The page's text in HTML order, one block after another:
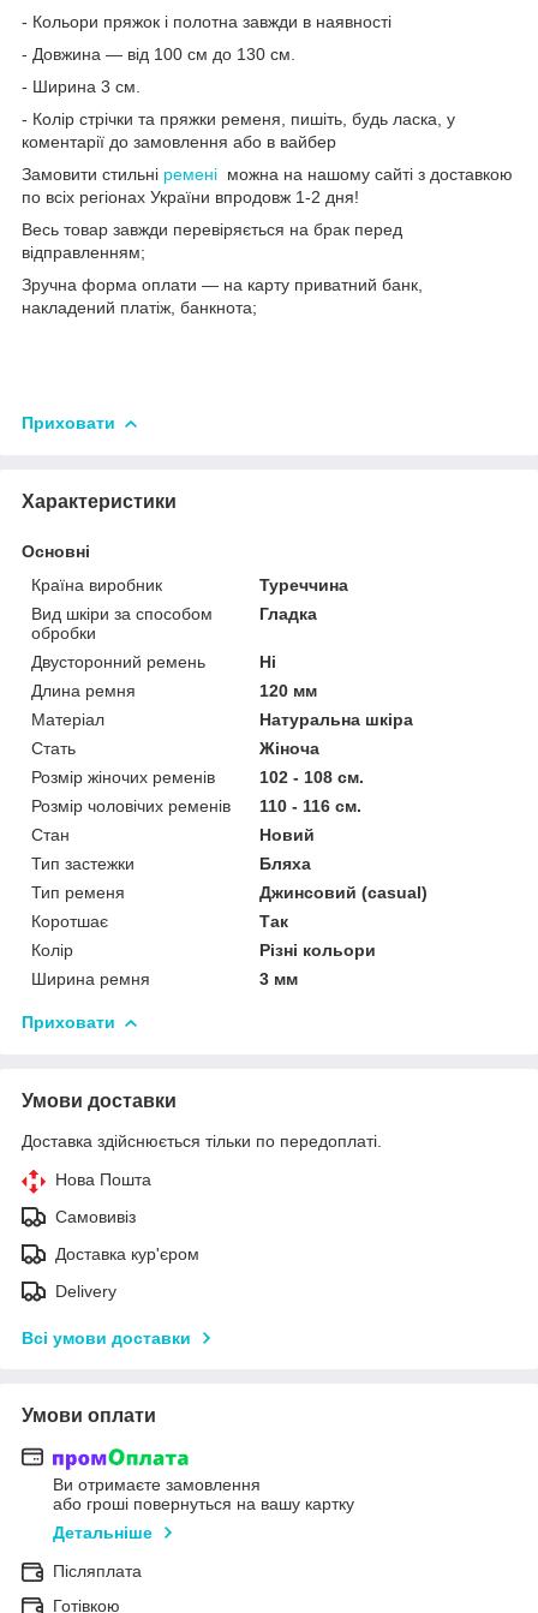
- Кольори пряжок і полотна завжди в наявності
- Довжина — від 100 см до 130 см.
- Ширина 3 см.
- Колір стрічки та пряжки ременя, пишіть, будь ласка, у
коментарії до замовлення або в вайбер
Замовити стильні ремені можна на нашому сайті з доставкою
по всіх регіонах України впродовж 1-2 дня!
Весь товар завжди перевіряється на брак перед
відправленням;
Зручна форма оплати — на карту приватний банк,
накладений платіж, банкнота;
Приховати
Характеристики
Основні
Країна виробник
Туреччина
Вид шкіри за способом
обробки
Гладка
Двусторонний ремень
Ні
Длина ремня
120 мм
Матеріал
Натуральна шкіра
Стать
Жіноча
Розмір жіночих ременів
102 - 108 см.
Розмір чоловічих ременів
110 - 116 см.
Стан
Новий
Тип застежки
Бляха
Тип ременя
Джинсовий (casual)
Коротшає
Так
Колір
Різні кольори
Ширина ремня
3 мм
Приховати
Умови доставки
Доставка здійснюється тільки по передоплаті.
Нова Пошта
Самовивіз
Доставка кур'єром
Delivery
Всі умови доставки
Умови оплати
Ви отримаєте замовлення
або гроші повернуться на вашу картку
Детальніше
Післяплата
Готівкою